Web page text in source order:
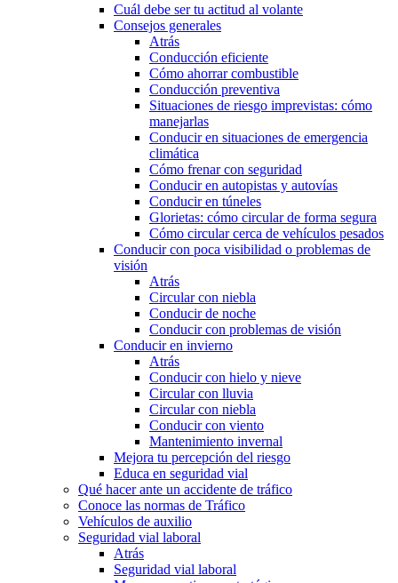
Cuál debe ser tu actitud al volante
Consejos generales
Atrás
Conducción eficiente
Cómo ahorrar combustible
Conducción preventiva
Situaciones de riesgo imprevistas: cómo
manejarlas
Conducir en situaciones de emergencia
climática
Cómo frenar con seguridad
Conducir en autopistas y autovías
Conducir en túneles
Glorietas: cómo circular de forma segura
Cómo circular cerca de vehículos pesados
Conducir con poca visibilidad o problemas de
visión
Atrás
Circular con niebla
Conducir de noche
Conducir con problemas de visión
Conducir en invierno
Atrás
Conducir con hielo y nieve
Circular con lluvia
Circular con niebla
Conducir con viento
Mantenimiento invernal
Mejora tu percepción del riesgo
Educa en seguridad vial
Qué hacer ante un accidente de tráfico
Conoce las normas de Tráfico
Vehículos de auxilio
Seguridad vial laboral
Atrás
Seguridad vial laboral